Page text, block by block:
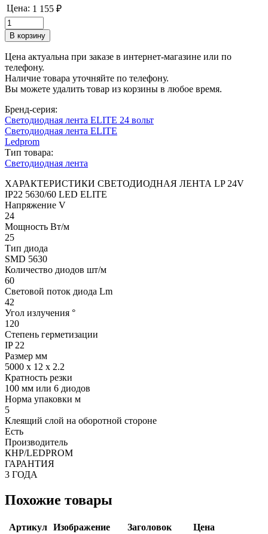
Цена: 1 155 ₽
Цена актуальна при заказе в интернет-магазине или по
телефону.
Наличие товара уточняйте по телефону.
Вы можете удалить товар из корзины в любое время.
Бренд-серия:
Светодиодная лента ELITE 24 вольт
Светодиодная лента ELITE
Ledprom
Тип товара:
Светодиодная лента
ХАРАКТЕРИСТИКИ СВЕТОДИОДНАЯ ЛЕНТА LP 24V
IP22 5630/60 LED ELITE
Напряжение V
24
Мощность Вт/м
25
Тип диода
SMD 5630
Количество диодов шт/м
60
Световой поток диода Lm
42
Угол излучения °
120
Степень герметизации
IP 22
Размер мм
5000 х 12 х 2.2
Кратность резки
100 мм или 6 диодов
Норма упаковки м
5
Клеящий слой на оборотной стороне
Есть
Производитель
КНР/LEDPROM
ГАРАНТИЯ
3 ГОДА
Похожие товары
Артикул Изображение Заголовок Цена